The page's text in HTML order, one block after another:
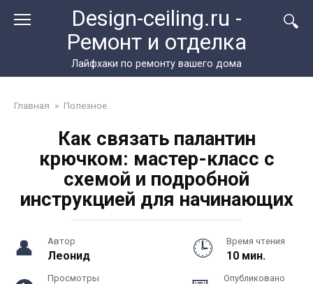
Design-ceiling.ru -
Ремонт и отделка
Лайфхаки по ремонту вашего дома
Главная » Полезное
Как связать палантин
крючком: мастер-класс с
схемой и подробной
инструкцией для начинающих
Автор
Леонид
Время чтения
10 мин.
Просмотры Опубликовано